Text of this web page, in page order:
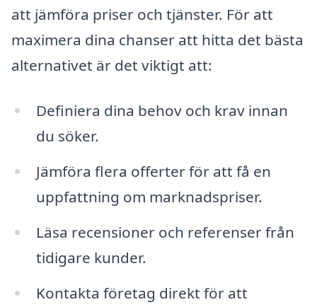
att jämföra priser och tjänster. För att
maximera dina chanser att hitta det bästa
alternativet är det viktigt att:
Definiera dina behov och krav innan
du söker.
Jämföra flera offerter för att få en
uppfattning om marknadspriser.
Läsa recensioner och referenser från
tidigare kunder.
Kontakta företag direkt för att